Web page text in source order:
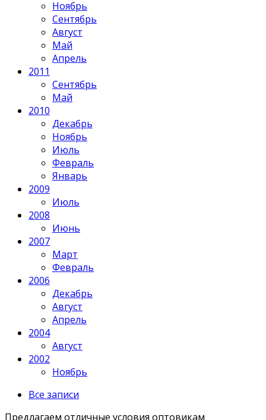
Ноябрь
Сентябрь
Август
Май
Апрель
2011
Сентябрь
Май
2010
Декабрь
Ноябрь
Июль
Февраль
Январь
2009
Июль
2008
Июнь
2007
Март
Февраль
2006
Декабрь
Август
Апрель
2004
Август
2002
Ноябрь
Все записи
Предлагаем отличные условия оптовикам